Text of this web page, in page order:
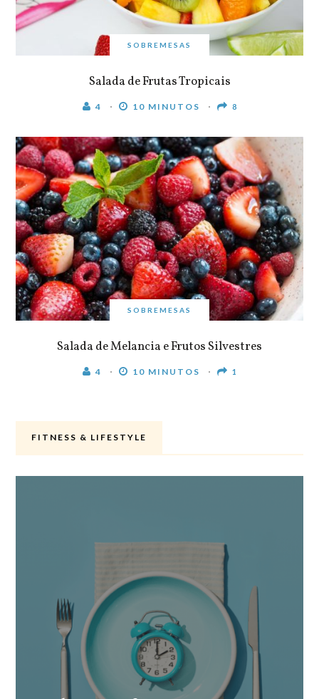
SOBREMESAS
Salada de Frutas Tropicais
4 10 MINUTOS 8
SOBREMESAS
Salada de Melancia e Frutos Silvestres
4 10 MINUTOS 1
FITNESS & LIFESTYLE